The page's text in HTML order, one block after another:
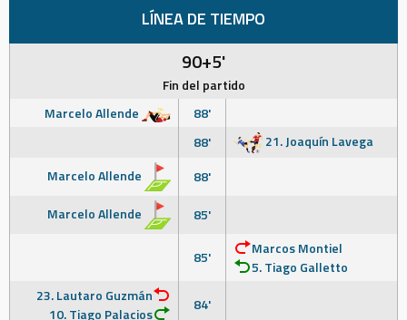
LÍNEA DE TIEMPO
90+5'
Fin del partido
Marcelo Allende
88'
88'
21. Joaquín Lavega
Marcelo Allende
88'
Marcelo Allende
85'
85'
Marcos Montiel
5. Tiago Galletto
23. Lautaro Guzmán
10. Tiago Palacios
84'